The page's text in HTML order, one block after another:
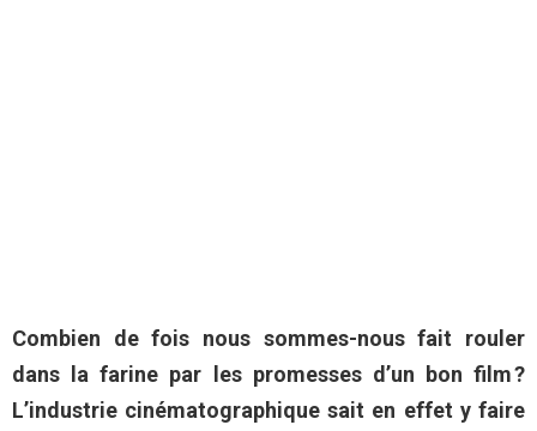
Combien de fois nous sommes-nous fait rouler
dans la farine par les promesses d’un bon film ?
L’industrie cinématographique sait en effet y faire